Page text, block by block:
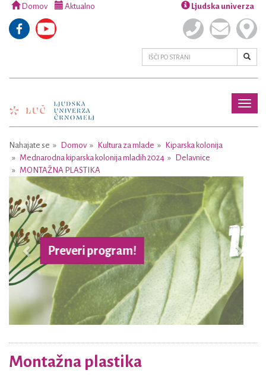
Domov Aktualno Ljudska univerza
Nahajate se Domov Kultura za mlade
Kiparska kolonija
Mednarodna kiparska kolonija mladih 2024
Delavnice
MONTAŽNA PLASTIKA
Več o projektu
Previous Next
Montažna plastika